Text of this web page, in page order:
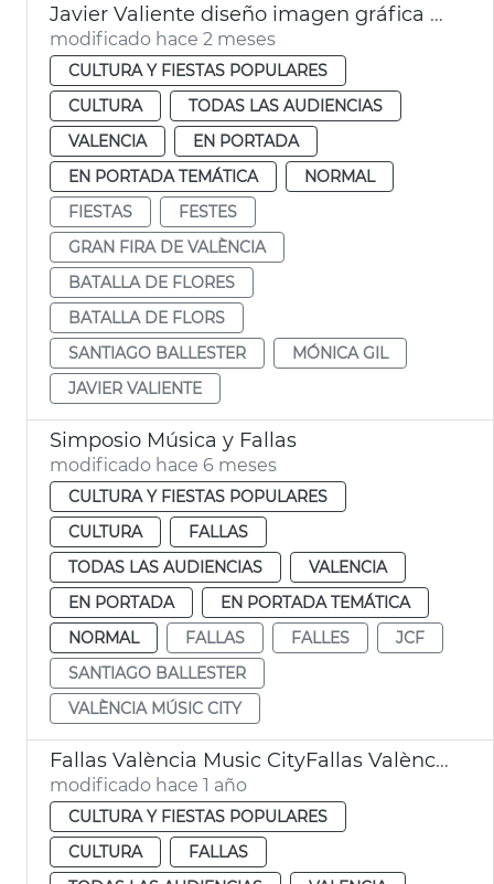
Javier Valiente diseño imagen gráfica Gran Fira València
modificado hace 2 meses
CULTURA Y FIESTAS POPULARES
CULTURA
TODAS LAS AUDIENCIAS
VALENCIA
EN PORTADA
EN PORTADA TEMÁTICA
NORMAL
FIESTAS
FESTES
GRAN FIRA DE VALÈNCIA
BATALLA DE FLORES
BATALLA DE FLORS
SANTIAGO BALLESTER
MÓNICA GIL
JAVIER VALIENTE
Simposio Música y Fallas
modificado hace 6 meses
CULTURA Y FIESTAS POPULARES
CULTURA
FALLAS
TODAS LAS AUDIENCIAS
VALENCIA
EN PORTADA
EN PORTADA TEMÁTICA
NORMAL
FALLAS FALLES
JCF
SANTIAGO BALLESTER
VALÈNCIA MÚSIC CITY
Fallas València Music CityFallas València Music City
modificado hace 1 año
CULTURA Y FIESTAS POPULARES
CULTURA
FALLAS